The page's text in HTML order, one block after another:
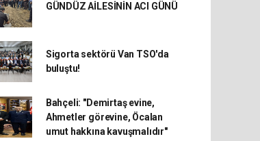
GÜNDÜZ AİLESİNİN ACI GÜNÜ
Sigorta sektörü Van TSO'da
buluştu!
Bahçeli: "Demirtaş evine,
Ahmetler görevine, Öcalan
umut hakkına kavuşmalıdır"